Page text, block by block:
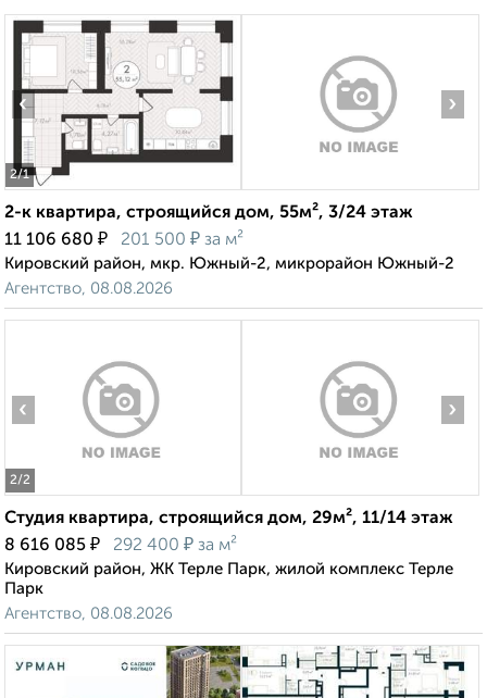
2/1
‹ ›
2-к квартира, строящийся дом, 55м², 3/24 этаж
11 106 680 ₽ 201 500 ₽ за м²
Кировский район, мкр. Южный-2, микрорайон Южный-2
Агентство, 08.08.2026
2/2
‹ ›
Студия квартира, строящийся дом, 29м², 11/14 этаж
8 616 085 ₽ 292 400 ₽ за м²
Кировский район, ЖК Терле Парк, жилой комплекс Терле
Парк
Агентство, 08.08.2026